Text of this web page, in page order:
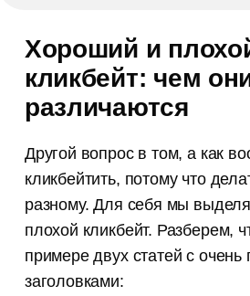
Хороший и
кликбейт: чем
различаются
Другой вопрос в том, а как
кликбейтить, потому что
разному. Для себя мы
плохой кликбейт. Разберем,
примере двух статей с
заголовками: